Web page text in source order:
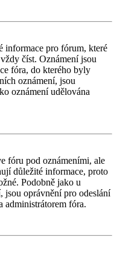
informace pro fórum, které
číst. Oznámení jsou
fóra, do kterého byly
oznámení, jsou
oznámení udělována
fóru pod oznámeními, ale
důležité informace, proto
Podobně jako u
jsou oprávnění pro odeslání
administrátorem fóra.